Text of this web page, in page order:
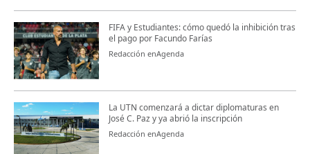
FIFA y Estudiantes: cómo quedó la inhibición tras
el pago por Facundo Farías
Redacción enAgenda
La UTN comenzará a dictar diplomaturas en
José C. Paz y ya abrió la inscripción
Redacción enAgenda